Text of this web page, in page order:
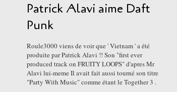
Patrick Alavi aime Daft
Punk
Roule3000 viens de voir que ' Vietnam ' a été
produite par Patrick Alavi !! Son "first ever
produced track on FRUITY LOOPS" d'apres Mr
Alavi lui-meme Il avait fait aussi tourné son titre
"Party With Music" comme étant le Together 3 .